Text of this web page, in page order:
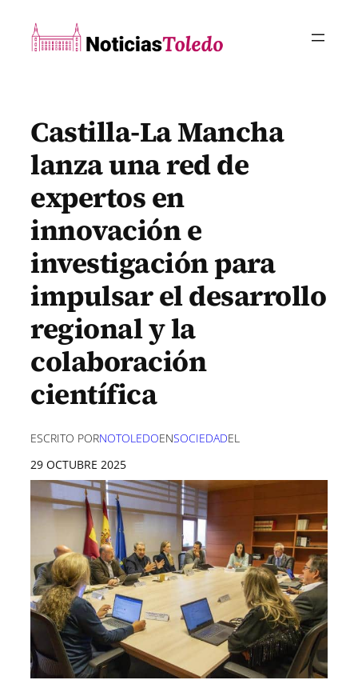
contenido
Castilla-La Mancha
lanza una red de
expertos en
innovación e
investigación para
impulsar el desarrollo
regional y la
colaboración
científica
ESCRITO PORNOTOLEDOENSOCIEDADEL
29 OCTUBRE 2025